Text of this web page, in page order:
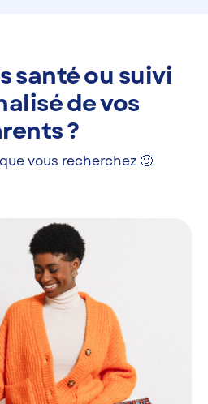
santé ou suivi
de vos
?
vous recherchez 🙂